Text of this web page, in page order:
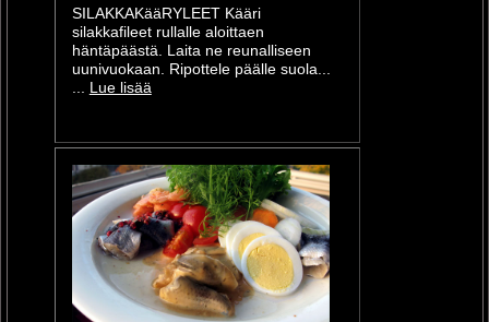
SILAKKAKääRYLEET Kääri
silakkafileet rullalle aloittaen
häntäpäästä. Laita ne reunalliseen
uunivuokaan. Ripottele päälle suola...
... Lue lisää